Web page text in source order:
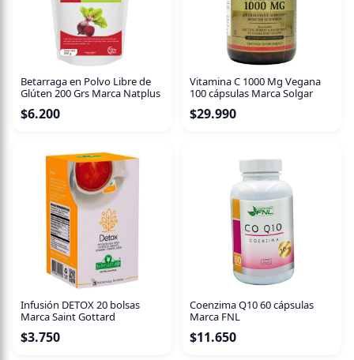
Betarraga en Polvo Libre de
Glúten 200 Grs Marca Natplus
$6.200
Vitamina C 1000 Mg Vegana
100 cápsulas Marca Solgar
$29.990
Infusión DETOX 20 bolsas
Marca Saint Gottard
$3.750
Coenzima Q10 60 cápsulas
Marca FNL
$11.650